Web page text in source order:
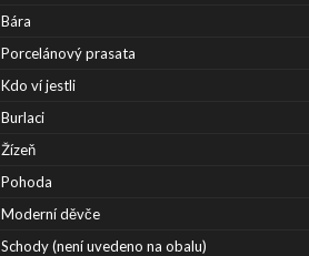
Bára
Porcelánový prasata
Kdo ví jestli
Burlaci
Žízeň
Pohoda
Moderní děvče
Schody (není uvedeno na obalu)